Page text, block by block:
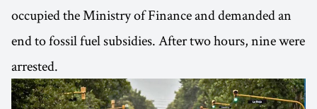
occupied the Ministry of Finance and demanded an
end to fossil fuel subsidies. After two hours, nine were
arrested.